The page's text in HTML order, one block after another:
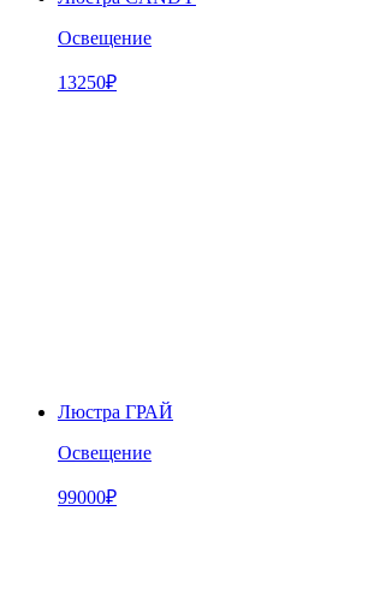
Освещение
13250₽
Люстра ГРАЙ
Освещение
99000₽